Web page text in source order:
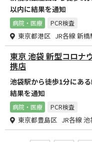
以内に結果を通知
病院・医療 PCR検査
東京都港区 JR各線 新橋
東京 池袋 新型コロナ
携店
池袋駅から徒歩1分にあ
結果を通知
病院・医療 PCR検査
東京都豊島区 JR各線 池